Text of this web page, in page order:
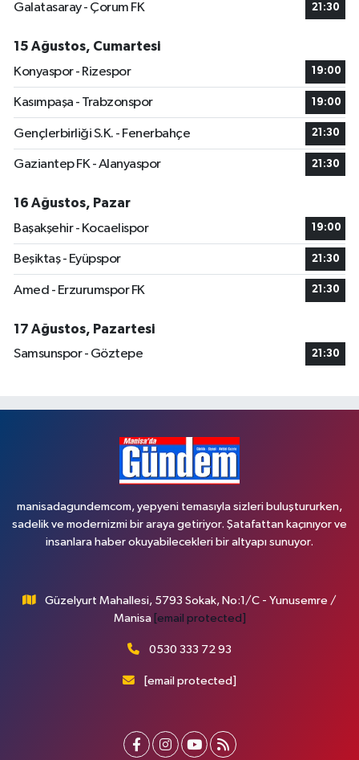
Galatasaray - Çorum FK
21:30
15 Ağustos, Cumartesi
Konyaspor - Rizespor
19:00
Kasımpaşa - Trabzonspor 19:00
Gençlerbirliği S.K. - Fenerbahçe 21:30
Gaziantep FK - Alanyaspor 21:30
16 Ağustos, Pazar
Başakşehir - Kocaelispor
19:00
Beşiktaş - Eyüpspor 21:30
Amed - Erzurumspor FK 21:30
17 Ağustos, Pazartesi
Samsunspor - Göztepe
21:30
manisadagundemcom, yepyeni temasıyla sizleri buluştururken,
sadelik ve modernizmi bir araya getiriyor. Şatafattan kaçınıyor ve
insanlara haber okuyabilecekleri bir altyapı sunuyor.
Güzelyurt Mahallesi, 5793 Sokak, No:1/C - Yunusemre /
Manisa [email protected]
0530 333 72 93
[email protected]